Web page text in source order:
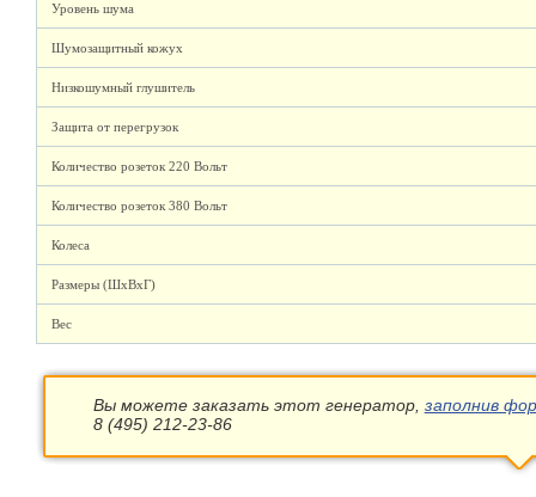
Уровень шума
Шумозащитный кожух
Низкошумный глушитель
Защита от перегрузок
Количество розеток 220 Вольт
Количество розеток 380 Вольт
Колеса
Размеры (ШхВхГ)
Вес
Вы можете заказать этот генератор, заполнив
8 (495) 212-23-86